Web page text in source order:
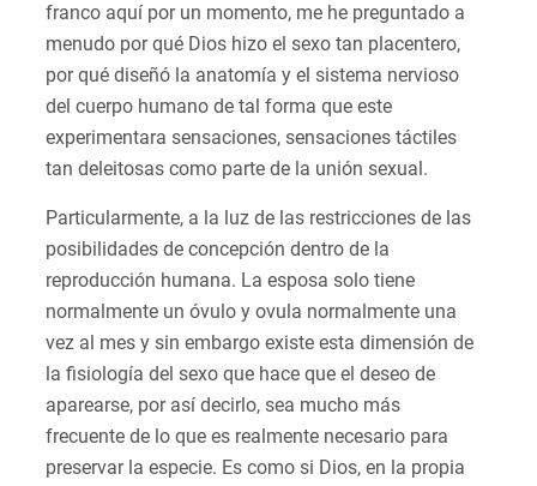
franco aquí por un momento, me he preguntado a
menudo por qué Dios hizo el sexo tan placentero,
por qué diseñó la anatomía y el sistema nervioso
del cuerpo humano de tal forma que este
experimentara sensaciones, sensaciones táctiles
tan deleitosas como parte de la unión sexual.
Particularmente, a la luz de las restricciones de las
posibilidades de concepción dentro de la
reproducción humana. La esposa solo tiene
normalmente un óvulo y ovula normalmente una
vez al mes y sin embargo existe esta dimensión de
la fisiología del sexo que hace que el deseo de
aparearse, por así decirlo, sea mucho más
frecuente de lo que es realmente necesario para
preservar la especie. Es como si Dios, en la propia